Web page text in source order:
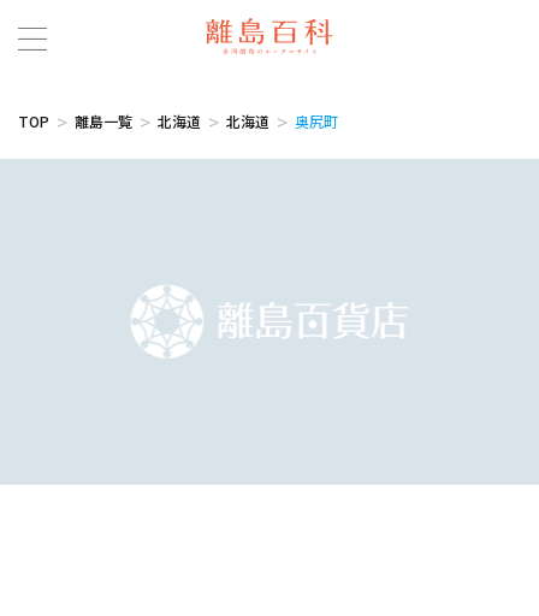
TOP 離島一覧 北海道 北海道 奥尻町